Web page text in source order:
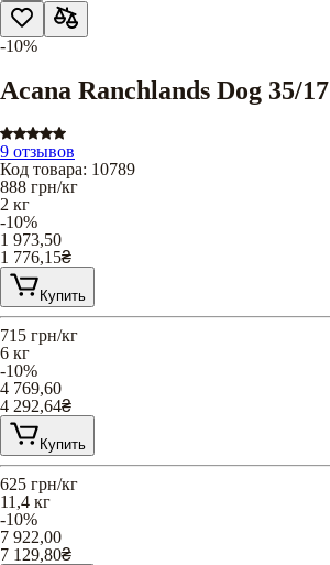
-10%
Acana Ranchlands Dog 35/17
9 отзывов
Код товара: 10789
888 грн/кг
2 кг
-10%
1 973,50
1 776,15₴
Купить
715 грн/кг
6 кг
-10%
4 769,60
4 292,64₴
Купить
625 грн/кг
11,4 кг
-10%
7 922,00
7 129,80₴